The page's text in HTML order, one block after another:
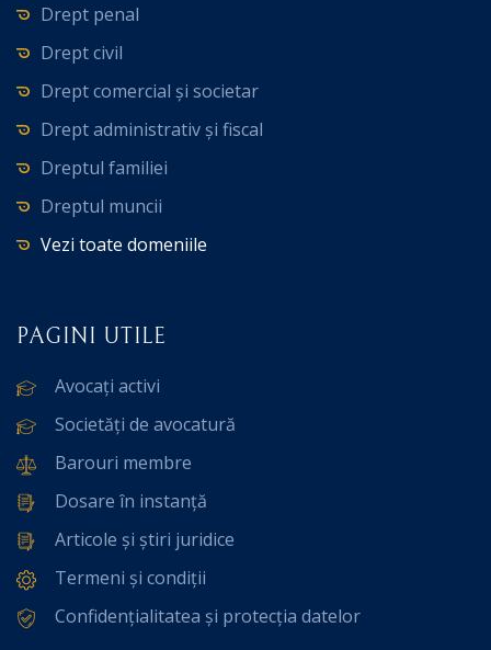
Drept penal
Drept civil
Drept comercial și societar
Drept administrativ și fiscal
Dreptul familiei
Dreptul muncii
Vezi toate domeniile
PAGINI UTILE
Avocați activi
Societăți de avocatură
Barouri membre
Dosare în instanță
Articole și știri juridice
Termeni și condiții
Confidențialitatea și protecția datelor